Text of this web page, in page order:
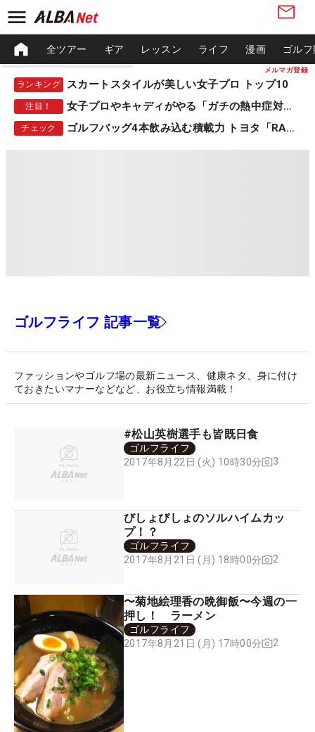
メルマガ登録
全ツアー ギア レッスン ライフ 漫画 ゴル
ランキング スカートスタイルが美しい女子プロ トップ10
注目！ 女子プロやキャディがやる「ガチの熱中症対策」
チェック ゴルフバッグ4本飲み込む積載力 トヨタ「RAV4」
ゴルフライフ 記事一覧
ファッションやゴルフ場の最新ニュース、健康ネタ、身に付け
ておきたいマナーなどなど、お役立ち情報満載！
#松山英樹選手も皆既日食
ゴルフライフ
2017年8月22日 (火) 10時30分
3
びしょびしょのソルハイムカッ
プ！？
ゴルフライフ
2017年8月21日 (月) 18時00分
2
〜菊地絵理香の晩御飯〜今週の一
押し！ ラーメン
ゴルフライフ
2017年8月21日 (月) 17時00分
2